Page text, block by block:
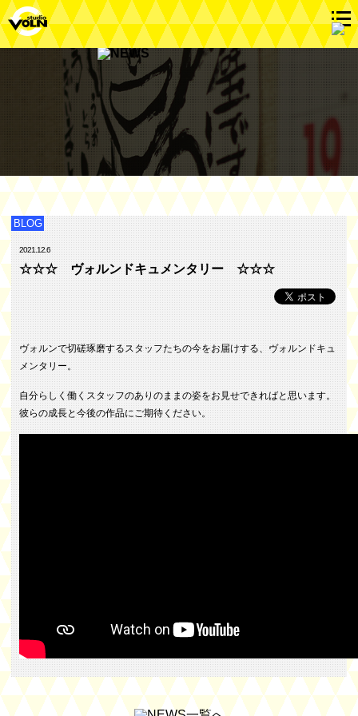
BLOG
2021.12.6
☆☆☆ ヴォルンドキュメンタリー ☆☆☆
ヴォルンで切磋琢磨するスタッフたちの今をお届けする、ヴォルンドキュ
メンタリー。
自分らしく働くスタッフのありのままの姿をお見せできればと思います。
彼らの成長と今後の作品にご期待ください。